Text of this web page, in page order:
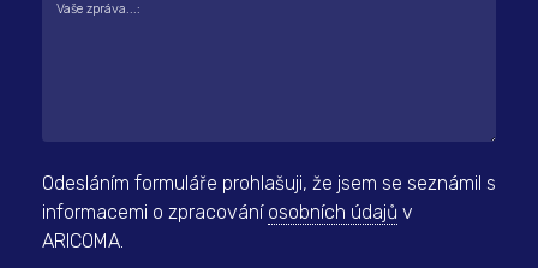
Vaše zpráva...:
Odesláním formuláře prohlašuji, že jsem se seznámil s
informacemi o zpracování osobních údajů v
ARICOMA.